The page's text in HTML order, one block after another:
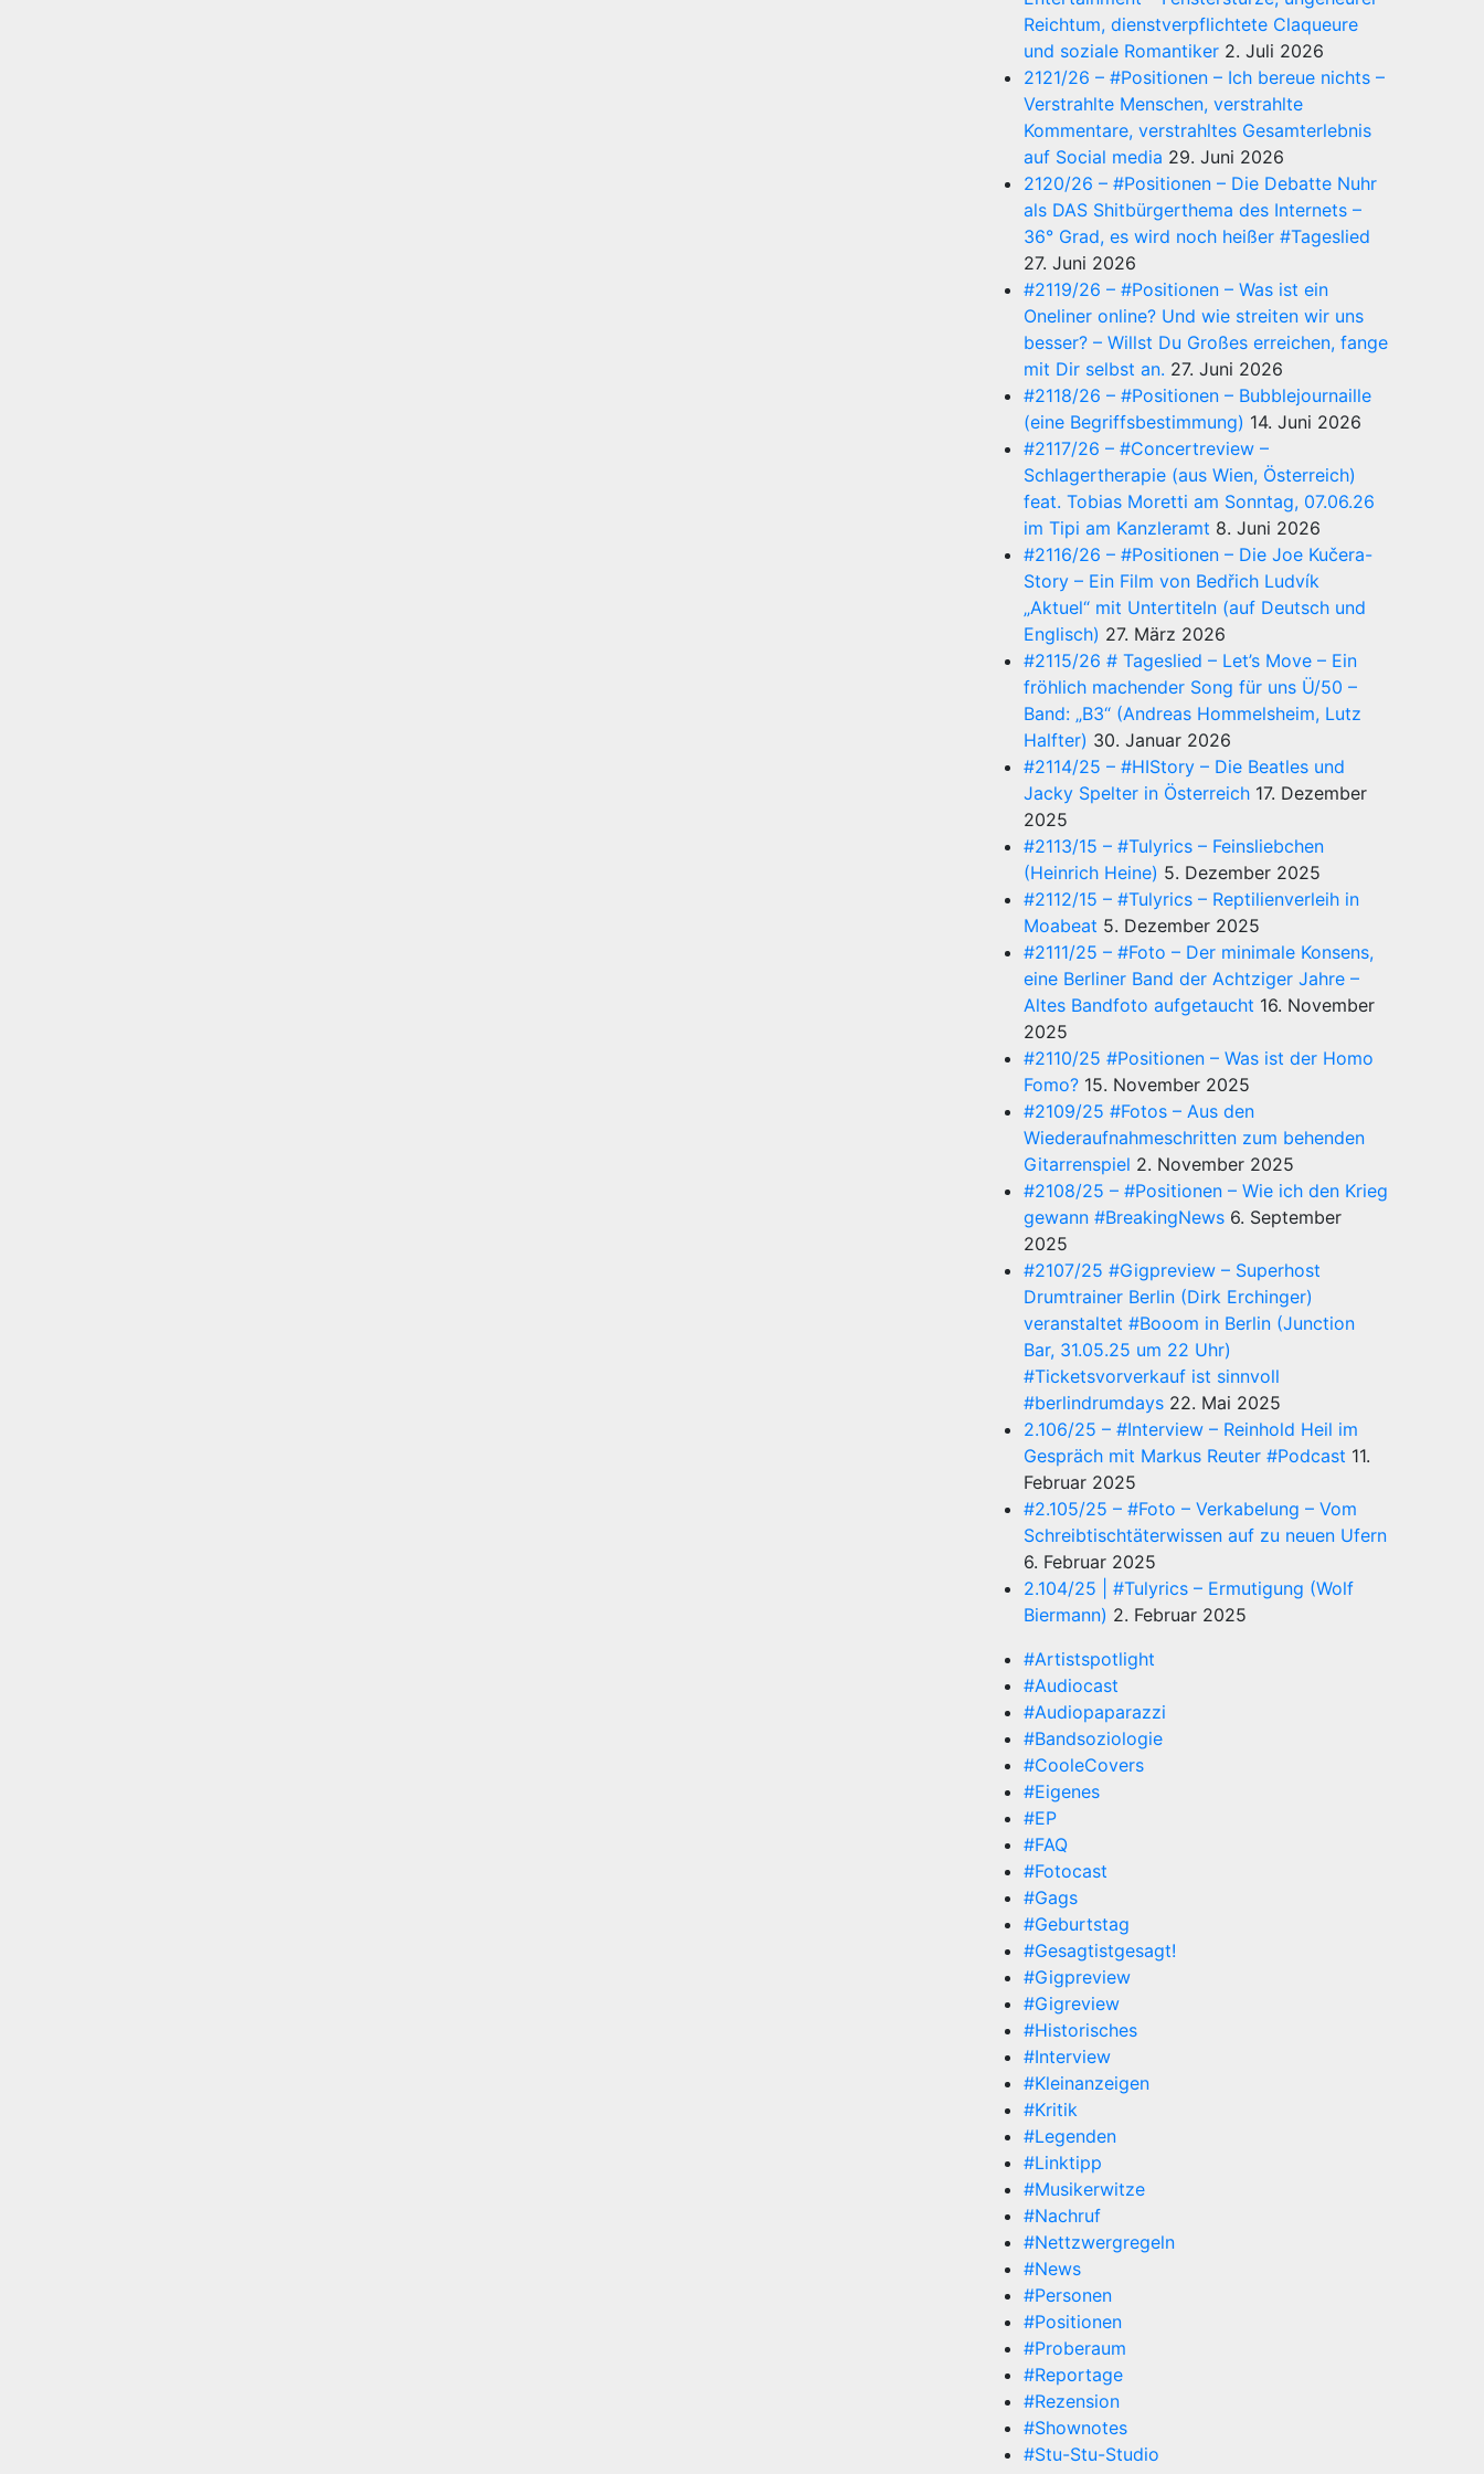
Reichtum, dienstverpflichtete Claqueure
und soziale Romantiker 2. Juli 2026
2121/26 – #Positionen – Ich bereue nichts –
Verstrahlte Menschen, verstrahlte
Kommentare, verstrahltes Gesamterlebnis
auf Social media 29. Juni 2026
2120/26 – #Positionen – Die Debatte Nuhr
als DAS Shitbürgerthema des Internets –
36° Grad, es wird noch heißer #Tageslied
27. Juni 2026
#2119/26 – #Positionen – Was ist ein
Oneliner online? Und wie streiten wir uns
besser? – Willst Du Großes erreichen, fange
mit Dir selbst an. 27. Juni 2026
#2118/26 – #Positionen – Bubblejournaille
(eine Begriffsbestimmung) 14. Juni 2026
#2117/26 – #Concertreview –
Schlagertherapie (aus Wien, Österreich)
feat. Tobias Moretti am Sonntag, 07.06.26
im Tipi am Kanzleramt 8. Juni 2026
#2116/26 – #Positionen – Die Joe Kučera-
Story – Ein Film von Bedřich Ludvík
„Aktuel“ mit Untertiteln (auf Deutsch und
Englisch) 27. März 2026
#2115/26 # Tageslied – Let’s Move – Ein
fröhlich machender Song für uns Ü/50 –
Band: „B3“ (Andreas Hommelsheim, Lutz
Halfter) 30. Januar 2026
#2114/25 – #HIStory – Die Beatles und
Jacky Spelter in Österreich 17. Dezember
2025
#2113/15 – #Tulyrics – Feinsliebchen
(Heinrich Heine) 5. Dezember 2025
#2112/15 – #Tulyrics – Reptilienverleih in
Moabeat 5. Dezember 2025
#2111/25 – #Foto – Der minimale Konsens,
eine Berliner Band der Achtziger Jahre –
Altes Bandfoto aufgetaucht 16. November
2025
#2110/25 #Positionen – Was ist der Homo
Fomo? 15. November 2025
#2109/25 #Fotos – Aus den
Wiederaufnahmeschritten zum behenden
Gitarrenspiel 2. November 2025
#2108/25 – #Positionen – Wie ich den Krieg
gewann #BreakingNews 6. September
2025
#2107/25 #Gigpreview – Superhost
Drumtrainer Berlin (Dirk Erchinger)
veranstaltet #Booom in Berlin (Junction
Bar, 31.05.25 um 22 Uhr)
#Ticketsvorverkauf ist sinnvoll
#berlindrumdays 22. Mai 2025
2.106/25 – #Interview – Reinhold Heil im
Gespräch mit Markus Reuter #Podcast 11.
Februar 2025
#2.105/25 – #Foto – Verkabelung – Vom
Schreibtischtäterwissen auf zu neuen Ufern
6. Februar 2025
2.104/25 | #Tulyrics – Ermutigung (Wolf
Biermann) 2. Februar 2025
#Artistspotlight
#Audiocast
#Audiopaparazzi
#Bandsoziologie
#CooleCovers
#Eigenes
#EP
#FAQ
#Fotocast
#Gags
#Geburtstag
#Gesagtistgesagt!
#Gigpreview
#Gigreview
#Historisches
#Interview
#Kleinanzeigen
#Kritik
#Legenden
#Linktipp
#Musikerwitze
#Nachruf
#Nettzwergregeln
#News
#Personen
#Positionen
#Proberaum
#Reportage
#Rezension
#Shownotes
#Stu-Stu-Studio